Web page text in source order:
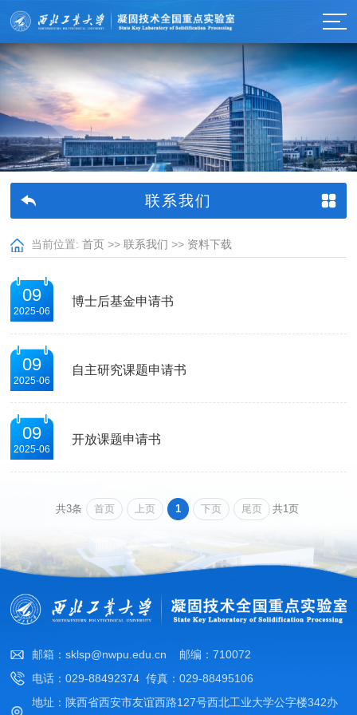
联系我们
当前位置:首页 >>联系我们 >> 资料下载
09
2025-06
博士后基金申请书
09
2025-06
自主研究课题申请书
09
2025-06
开放课题申请书
共3条 首页 上页 1 下页 尾页 共1页
邮箱：sklsp@nwpu.edu.cn 邮编：710072
电话：029-88492374 传真：029-88495106
地址：陕西省西安市友谊西路127号西北工业大学公字楼342办